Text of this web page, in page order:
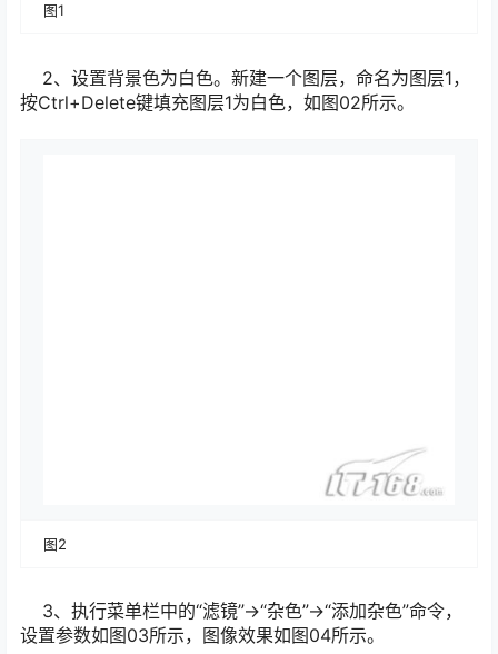
图1
2、设置背景色为白色。新建一个图层，命名为图层1，
按Ctrl+Delete键填充图层1为白色，如图02所示。
图2
3、执行菜单栏中的“滤镜”→“杂色”→“添加杂色”命令，
设置参数如图03所示，图像效果如图04所示。